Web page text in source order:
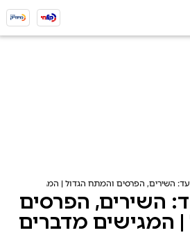
השירים, הפרסים והמתח הגדול | המגישים
השירים, הפרסים
המגישים מדברים